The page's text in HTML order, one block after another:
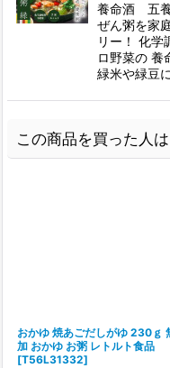
養命酒 五
ぜん粥を家
リー！ 化学
ロ野菜の 養
緑米や緑豆
この商品を買った人
おかゆ 焼あごだしがゆ 230ｇ
加 おかゆ お粥 レトルト食品
[T56L31332]